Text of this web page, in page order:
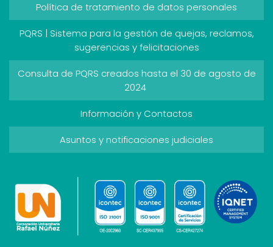
Política de tratamiento de datos personales
PQRS | Sistema para la gestión de quejas, reclamos,
sugerencias y felicitaciones
Consulta de PQRS creados hasta el 30 de agosto de
2024
Información y Contactos
Asuntos y notificaciones judiciales